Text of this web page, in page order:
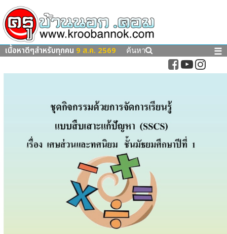
เนื้อหาดีๆสำหรับทุกคน 9 ส.ค. 2569 ค้นหา ☰